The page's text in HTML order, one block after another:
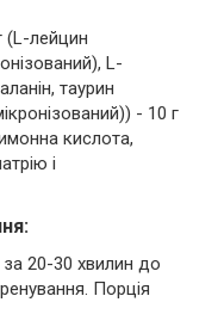
(L-лейцин
L-
таурин
- 10 г
кислота,
і
20-30 хвилин до
Порція